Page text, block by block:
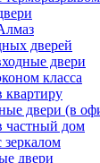
дверей
двери
класса
квартиру
двери (в
частный дом
двери